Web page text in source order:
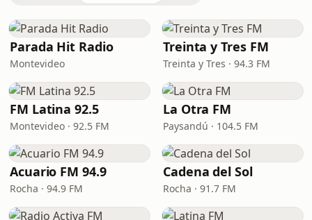
Parada Hit Radio
Montevideo
Treinta y Tres FM
Treinta y Tres · 94.3 FM
FM Latina 92.5
Montevideo · 92.5 FM
La Otra FM
Paysandú · 104.5 FM
Acuario FM 94.9
Rocha · 94.9 FM
Cadena del Sol
Rocha · 91.7 FM